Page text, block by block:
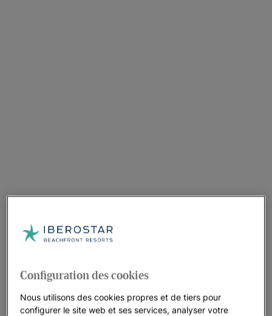
Configuration des cookies
Nous utilisons des cookies propres et de tiers pour
configurer le site web et ses services, analyser votre